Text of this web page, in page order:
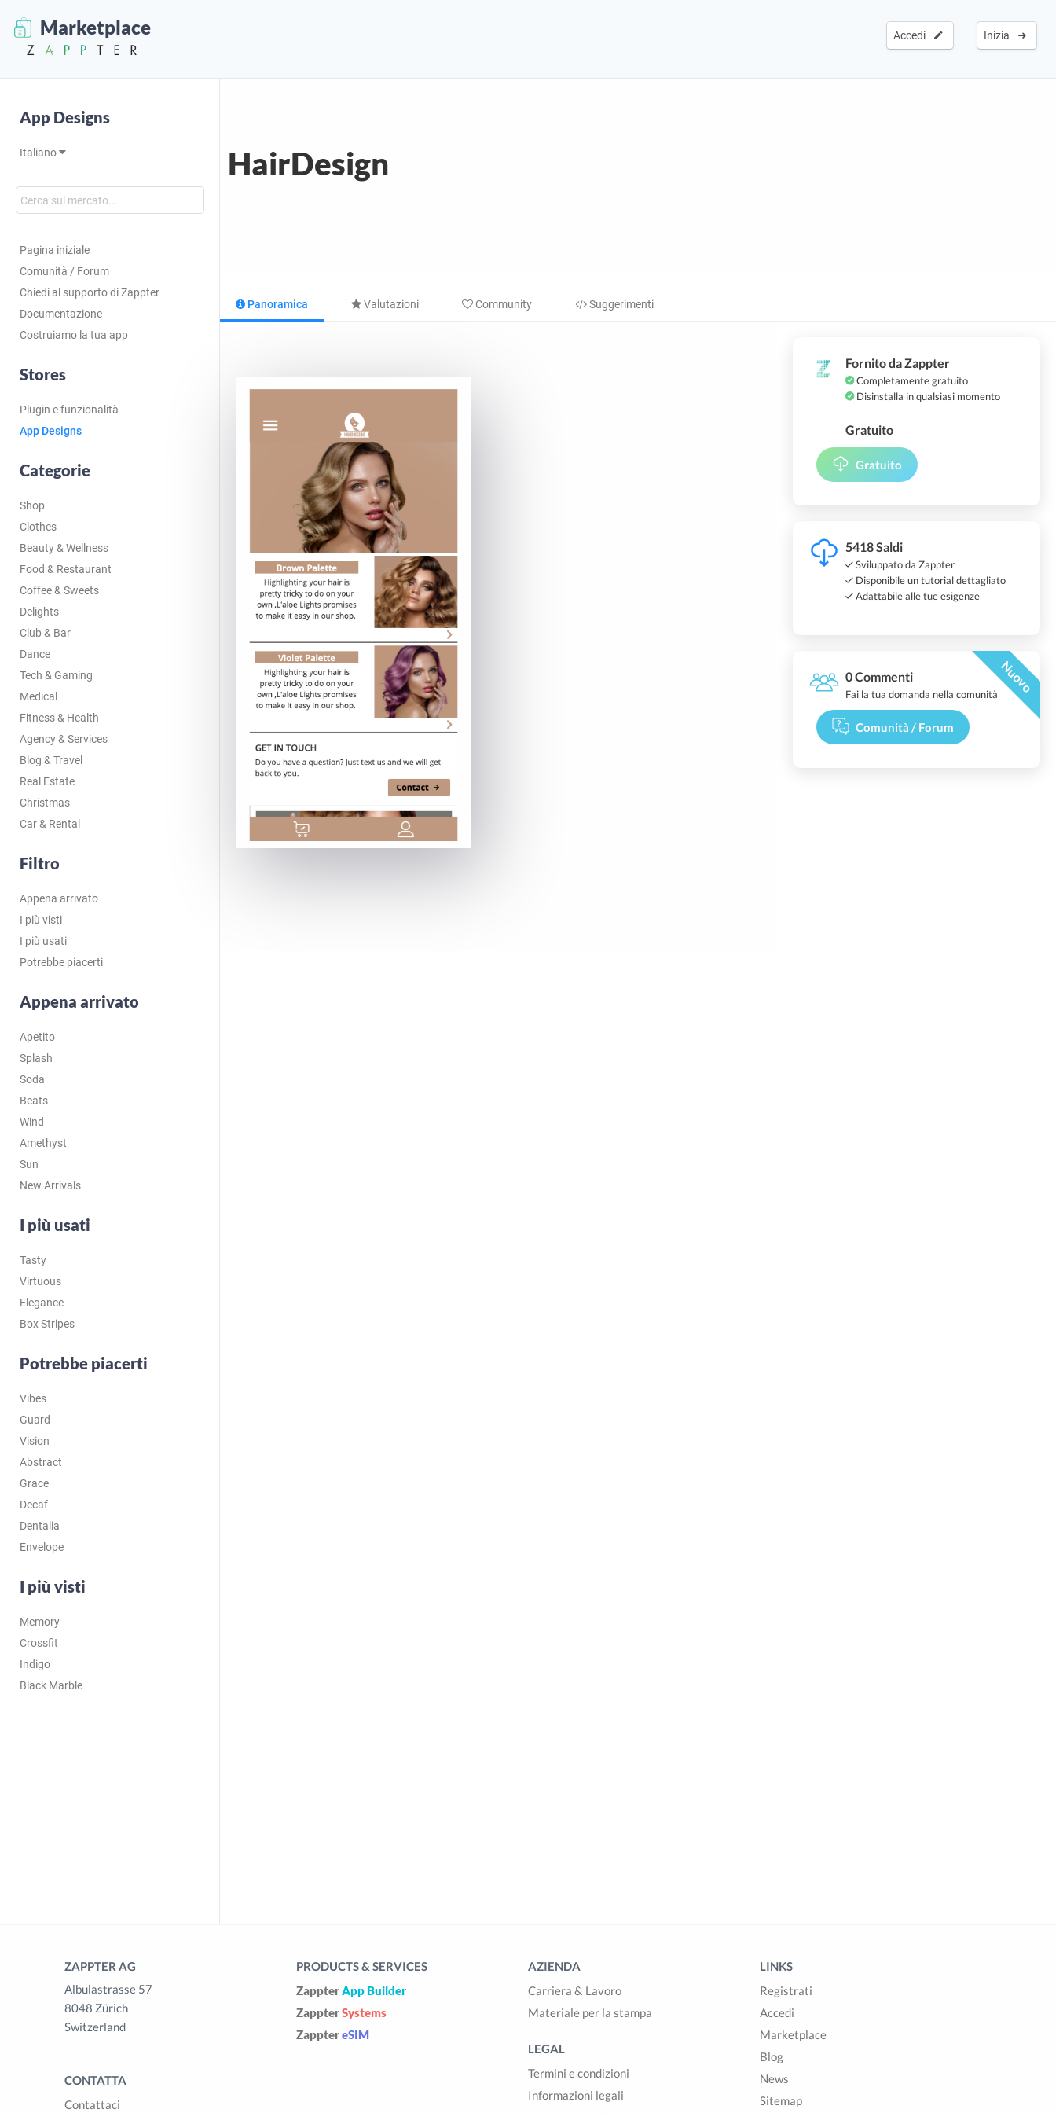
Marketplace Inizia
Accedi
App Designs
Italiano
Pagina iniziale
Comunità / Forum
Chiedi al supporto di Zappter
Documentazione
Costruiamo la tua app
Stores
Plugin e funzionalità
App Designs
Categorie
Shop
Clothes
Beauty & Wellness
Food & Restaurant
Coffee & Sweets
Delights
Club & Bar
Dance
Tech & Gaming
Medical
Fitness & Health
Agency & Services
Blog & Travel
Real Estate
Christmas
Car & Rental
Filtro
Appena arrivato
I più visti
I più usati
Potrebbe piacerti
Appena arrivato
Apetito
Splash
Soda
Beats
Wind
Amethyst
Sun
New Arrivals
I più usati
Tasty
Virtuous
Elegance
Box Stripes
Potrebbe piacerti
Vibes
Guard
Vision
Abstract
Grace
Decaf
Dentalia
Envelope
I più visti
Memory
Crossfit
Indigo
Black Marble
HairDesign
Panoramica Valutazioni Community Suggerimenti
Fornito da Zappter
Completamente gratuito
Disinstalla in qualsiasi momento
Gratuito
Gratuito
5418 Saldi
Sviluppato da Zappter
Disponibile un tutorial dettagliato
Adattabile alle tue esigenze
0 Commenti Nuovo
Fai la tua domanda nella comunità
Comunità / Forum
ZAPPTER AG
Albulastrasse 57
8048 Zürich
Switzerland
CONTATTA
Contattaci
PRODUCTS & SERVICES
ZappterApp Builder
ZappterSystems
ZapptereSIM
AZIENDA
Carriera & Lavoro
Materiale per la stampa
LEGAL
Termini e condizioni
Informazioni legali
LINKS
Registrati
Accedi
Marketplace
Blog
News
Sitemap